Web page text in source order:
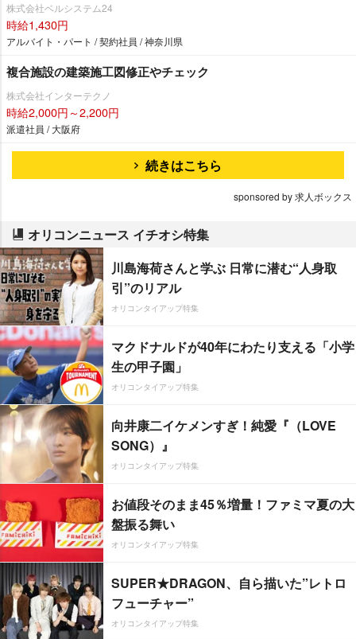
株式会社ベルシステム24
時給1,430円
アルバイト・パート / 契約社員 / 神奈川県
複合施設の建築施工図修正やチェック
株式会社インターテクノ
時給2,000円～2,200円
派遣社員 / 大阪府
続きはこちら
sponsored by 求人ボックス
オリコンニュース イチオシ特集
川島海荷さんと学ぶ 日常に潜む“人身取
引”のリアル
オリコンタイアップ特集
マクドナルドが40年にわたり支える「小学
生の甲子園」
オリコンタイアップ特集
向井康二イケメンすぎ！純愛『（LOVE
SONG）』
オリコンタイアップ特集
お値段そのまま45％増量！ファミマ夏の大
盤振る舞い
オリコンタイアップ特集
SUPER★DRAGON、自ら描いた”レトロ
フューチャー”
オリコンタイアップ特集